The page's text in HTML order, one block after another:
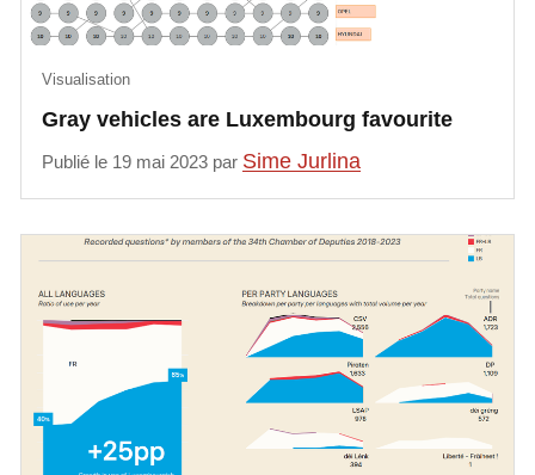
Gray vehicles are Luxembourg favourite
Visualisation
Publié le 19 mai 2023 par Sime Jurlina